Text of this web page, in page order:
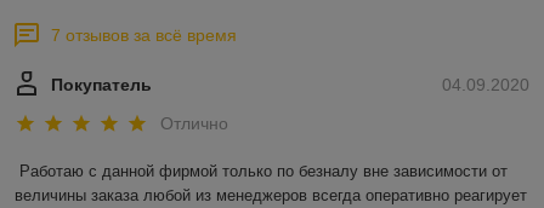
7 отзывов за всё время
04.09.2020
Покупатель
Отлично
Работаю с данной фирмой только по безналу вне зависимости от
величины заказа любой из менеджеров всегда оперативно реагирует